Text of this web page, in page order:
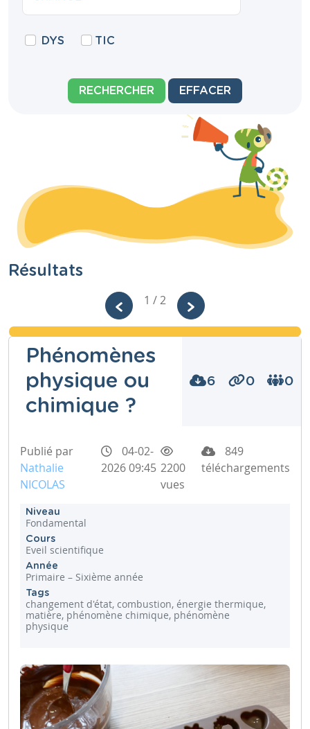
DYS TIC
RECHERCHER EFFACER
Résultats
1 / 2
Phénomènes
physique ou
chimique ?
6 0 0
Publié par
Nathalie
NICOLAS
04-02-
2026 09:45 2200
vues
849
téléchargements
Niveau
Fondamental
Cours
Eveil scientifique
Année
Primaire – Sixième année
Tags
changement d'état, combustion, énergie thermique,
matière, phénomène chimique, phénomène
physique